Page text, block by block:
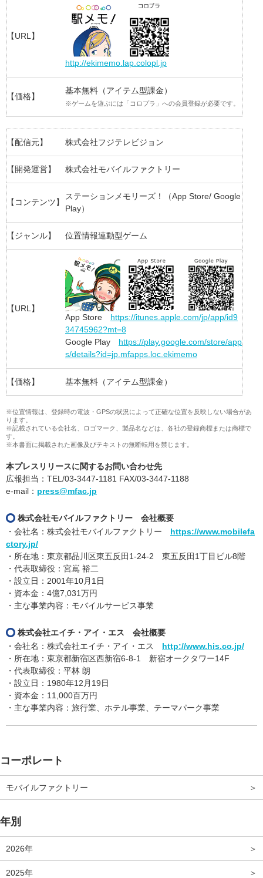
【URL】
http://ekimemo.lap.colopl.jp
【価格】
基本無料（アイテム型課金）
※ゲームを遊ぶには「コロプラ」への会員登録が必要です。
【配信元】 株式会社フジテレビジョン
【開発運営】 株式会社モバイルファクトリー
【コンテンツ】
ステーションメモリーズ！（App Store/ Google
Play）
【ジャンル】 位置情報連動型ゲーム
【URL】
App Store https://itunes.apple.com/jp/app/id9
34745962?mt=8
Google Play https://play.google.com/store/app
s/details?id=jp.mfapps.loc.ekimemo
【価格】 基本無料（アイテム型課金）
※位置情報は、登録時の電波・GPSの状況によって正確な位置を反映しない場合があ
ります。
※記載されている会社名、ロゴマーク、製品名などは、各社の登録商標または商標で
す。
※本書面に掲載された画像及びテキストの無断転用を禁じます。
本プレスリリースに関するお問い合わせ先
広報担当：TEL/03-3447-1181 FAX/03-3447-1188
e-mail： press@mfac.jp
株式会社モバイルファクトリー 会社概要
・会社名：株式会社モバイルファクトリー https://www.mobilefa
ctory.jp/
・所在地：東京都品川区東五反田1-24-2 東五反田1丁目ビル8階
・代表取締役：宮嶌 裕二
・設立日：2001年10月1日
・資本金：4億7,031万円
・主な事業内容：モバイルサービス事業
株式会社エイチ・アイ・エス 会社概要
・会社名：株式会社エイチ・アイ・エス http://www.his.co.jp/
・所在地：東京都新宿区西新宿6-8-1 新宿オークタワー14F
・代表取締役：平林 朗
・設立日：1980年12月19日
・資本金：11,000百万円
・主な事業内容：旅行業、ホテル事業、テーマパーク事業
コーポレート
モバイルファクトリー
年別
2026年
2025年